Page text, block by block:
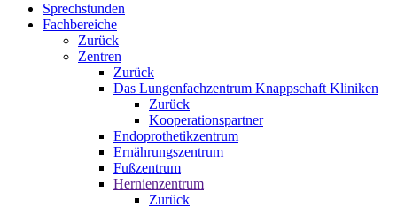
Sprechstunden
Fachbereiche
Zurück
Zentren
Zurück
Das Lungenfachzentrum Knappschaft Kliniken
Zurück
Kooperationspartner
Endoprothetikzentrum
Ernährungszentrum
Fußzentrum
Hernienzentrum
Zurück